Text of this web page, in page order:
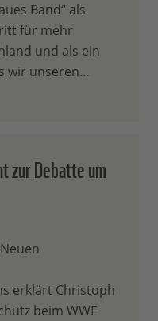
Band“ als
für mehr
und als ein
wir unseren…
zur Debatte um
erklärt Christoph
beim WWF